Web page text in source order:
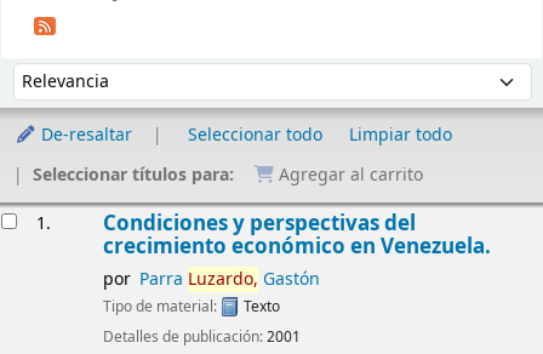
Ordenar por:
De-resaltar Seleccionar todo
Limpiar todo
Seleccionar títulos para:
Agregar al carrito
1. Condiciones y perspectivas del
crecimiento económico en Venezuela.
por Parra Luzardo, Gastón
Tipo de material:
Texto
Detalles de publicación:2001